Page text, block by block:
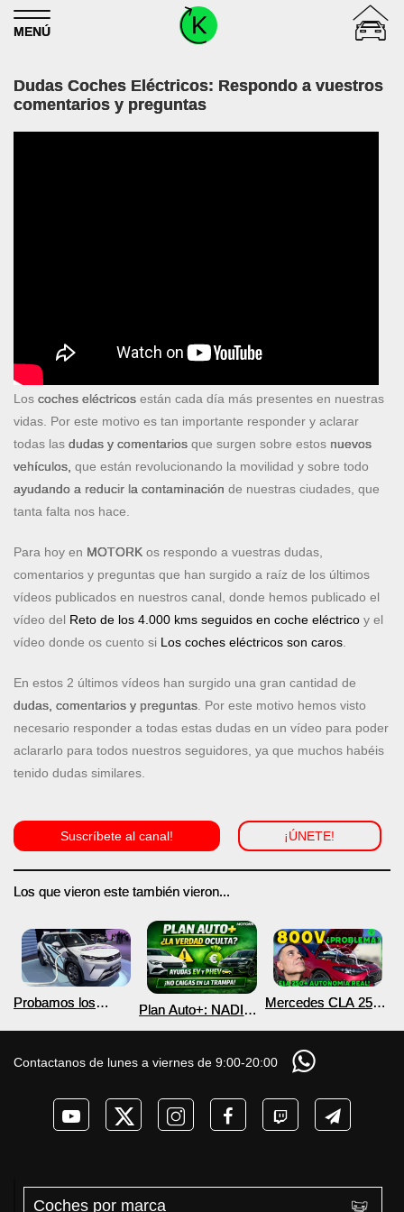
Skip to content
MENÚ
Dudas Coches Eléctricos: Respondo a vuestros
comentarios y preguntas
Los coches eléctricos están cada día más presentes en nuestras
vidas. Por este motivo es tan importante responder y aclarar
todas las dudas y comentarios que surgen sobre estos nuevos
vehículos, que están revolucionando la movilidad y sobre todo
ayudando a reducir la contaminación de nuestras ciudades, que
tanta falta nos hace.
Para hoy en MOTORK os respondo a vuestras dudas,
comentarios y preguntas que han surgido a raíz de los últimos
vídeos publicados en nuestros canal, donde hemos publicado el
vídeo del Reto de los 4.000 kms seguidos en coche eléctrico y el
vídeo donde os cuento si Los coches eléctricos son caros.
En estos 2 últimos vídeos han surgido una gran cantidad de
dudas, comentarios y preguntas. Por este motivo hemos visto
necesario responder a todas estas dudas en un vídeo para poder
aclararlo para todos nuestros seguidores, ya que muchos habéis
tenido dudas similares.
Suscríbete al canal! ¡ÚNETE!
Los que vieron este también vieron...
Probamos los
DM-i y EV con más
Plan Auto+: NADIE
coches eléctricos y
PHEV 2026
Mercedes CLA 250+
COCHE que NO lo
necesita? PRUEBA
de AUTONOMÍA
Contactanos de lunes a viernes de 9:00-20:00
Coches por marca